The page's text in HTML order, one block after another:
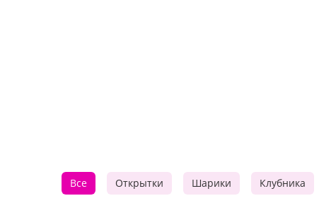
Все Открытки Шарики Клубника